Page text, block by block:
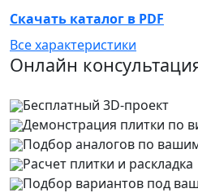
Скачать каталог в PDF
Все характеристики
Онлайн
Бесплатный 3D-проект
Демонстрация плитки по
Подбор аналогов по
Расчет плитки и раскладка
Подбор вариантов под